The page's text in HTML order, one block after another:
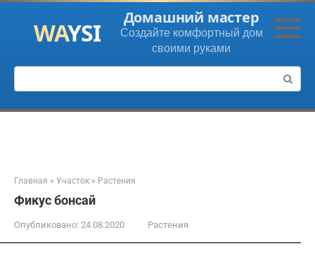
Перейти
контенту
Домашний мастер
Создайте комфортный дом
своими руками
Поиск:
Главная » Участок » Растения
Фикус бонсай
Опубликовано: 24.08.2020 Растения